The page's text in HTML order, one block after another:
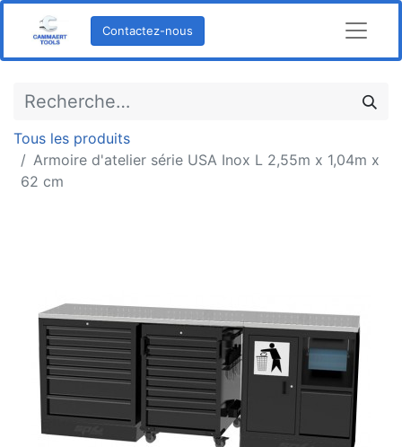
Contactez-nous
Tous les produits
Armoire d'atelier série USA Inox L 2,55m x 1,04m x
62 cm